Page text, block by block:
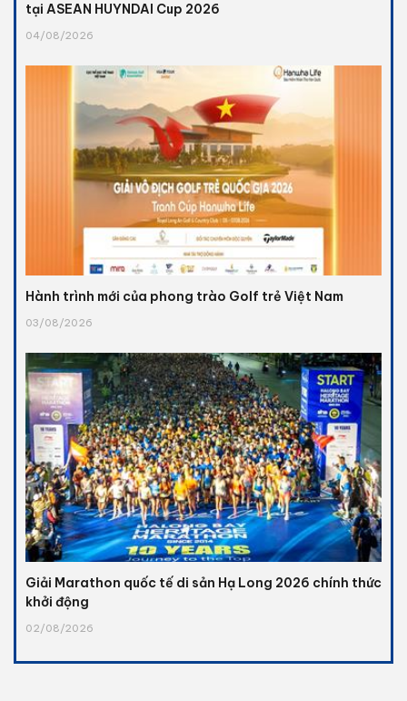
tại ASEAN HUYNDAI Cup 2026
04/08/2026
Hành trình mới của phong trào Golf trẻ Việt Nam
03/08/2026
Giải Marathon quốc tế di sản Hạ Long 2026 chính thức
khởi động
02/08/2026